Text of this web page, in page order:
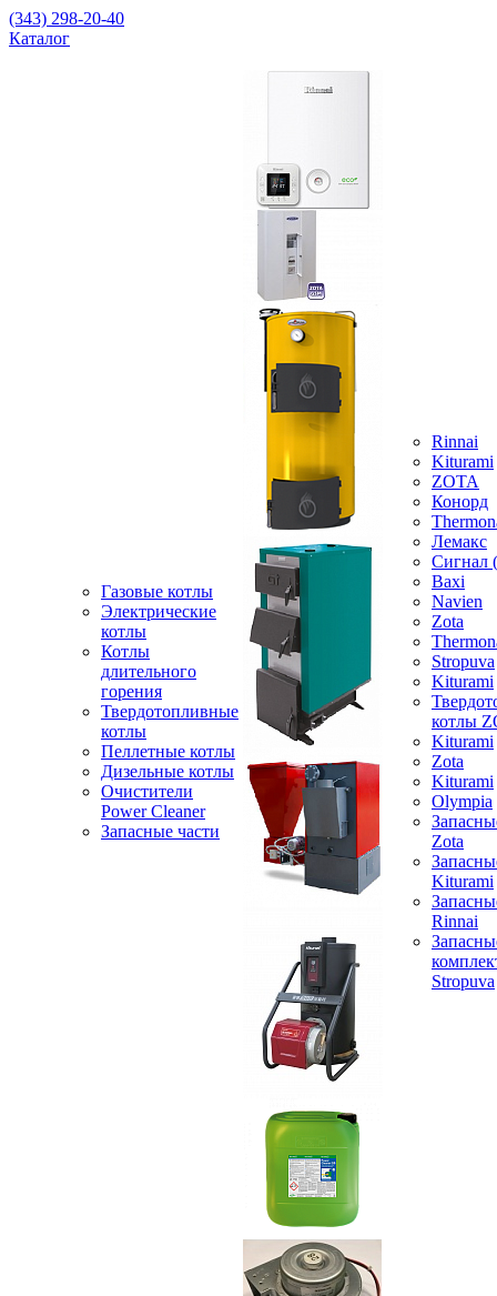
(343) 298-20-40
Каталог
Газовые котлы
Электрические
котлы
Котлы
длительного
горения
Твердотопливные
котлы
Пеллетные котлы
Дизельные котлы
Очистители
Power Cleaner
Запасные части
Rinnai
Kiturami
ZOTA
Конорд
Лемакс
Baxi
Navien
Zota
Stropuva
Kiturami
котлы
Kiturami
Zota
Kiturami
Olympia
Zota
Kiturami
Rinnai
Stropuva